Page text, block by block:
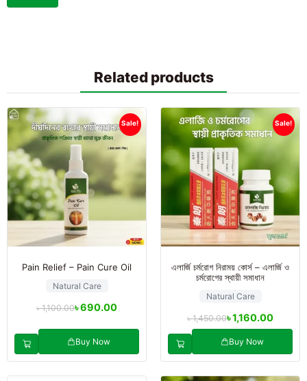
Related products
Sale!
Pain Relief – Pain Cure Oil
Natural Care
৳1,100.00৳690.00
Buy Now
Sale!
এলার্জি চর্মরোগ নিরাময় কোর্স – এলার্জি ও
চর্মরোগের স্থায়ী সমাধান
Natural Care
৳1,450.00৳1,160.00
Buy Now